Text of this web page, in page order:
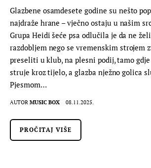
Glazbene osamdesete godine su nešto
najdraže hrane – vječno ostaju u našim
Grupa Heidi šeće psa odlučila je da ne
razdobljem nego se vremenskim strojem
preseliti u klub, na plesni podij, tamo
struje kroz tijelo, a glazba nježno golica
Pjesmom…
AUTOR MUSIC BOX 08.11.2025.
PROČITAJ VIŠE